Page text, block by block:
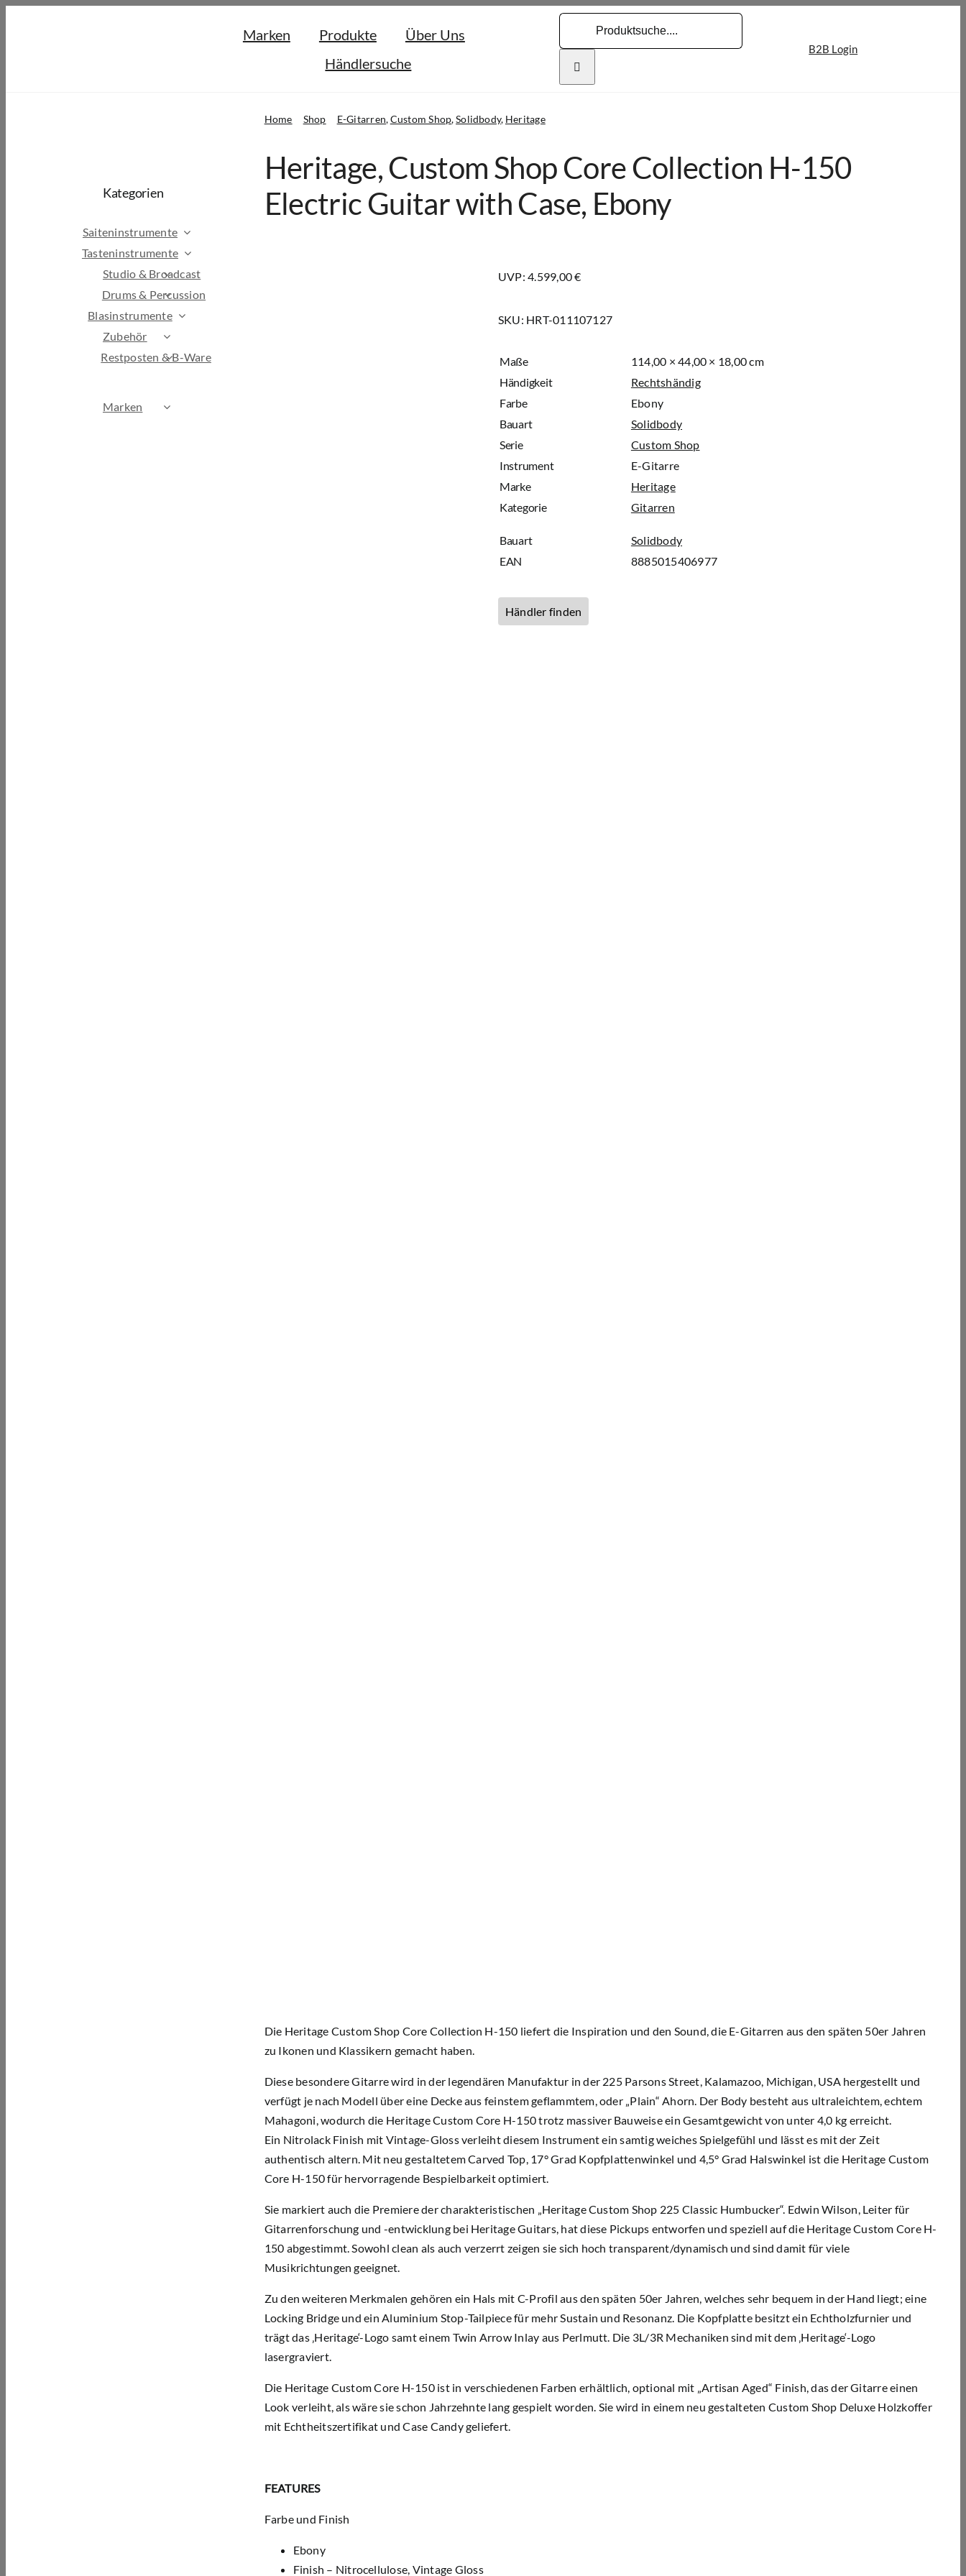
Marken Produkte
Über Uns
Händlersuche
B2B Login
Home Shop E-Gitarren Custom Shop Solidbody Heritage
Kategorien
Saiteninstrumente
Tasteninstrumente
Studio & Broadcast
Drums & Percussion
Blasinstrumente
Zubehör
Restposten & B-Ware
Marken
Heritage, Custom Shop Core Collection H-150
Electric Guitar with Case, Ebony
UVP: 4.599,00 €
SKU: HRT-011107127
Maße
114,00 × 44,00 × 18,00 cm
Händigkeit
Rechtshändig
Farbe
Ebony
Bauart
Solidbody
Serie
Custom Shop
Instrument
E-Gitarre
Marke
Heritage
Kategorie
Gitarren
Bauart
Solidbody
EAN
8885015406977
Händler finden
Die Heritage Custom Shop Core Collection H-150 liefert die Inspiration und den Sound, die E-Gitarren aus den späten 50er Jahren
zu Ikonen und Klassikern gemacht haben.
Diese besondere Gitarre wird in der legendären Manufaktur in der 225 Parsons Street, Kalamazoo, Michigan, USAhergestellt und
verfügt je nach Modell über eine Decke aus feinstem geflammtem, oder „Plain“ Ahorn. Der Body besteht aus ultraleichtem, echtem
Mahagoni, wodurch die Heritage Custom Core H-150 trotz massiver Bauweise ein Gesamtgewicht von unter 4,0 kg erreicht.
Ein Nitrolack Finish mit Vintage-Gloss verleiht diesem Instrument ein samtig weiches Spielgefühl und lässt es mit der Zeit
authentisch altern. Mit neu gestaltetem Carved Top, 17° Grad Kopfplattenwinkel und 4,5° Grad Halswinkel ist die Heritage Custom
Core H-150 für hervorragende Bespielbarkeit optimiert.
Sie markiert auch die Premiere der charakteristischen „Heritage Custom Shop 225 Classic Humbucker“. Edwin Wilson, Leiter für
Gitarrenforschung und -entwicklung bei Heritage Guitars, hat diese Pickups entworfen und speziell auf die Heritage Custom Core H-
150 abgestimmt. Sowohl clean als auch verzerrt zeigen sie sich hoch transparent/dynamisch und sind damit für viele
Musikrichtungen geeignet.
Zu den weiteren Merkmalen gehören ein Hals mit C-Profil aus den späten 50er Jahren, welches sehr bequem in der Hand liegt; eine
Locking Bridge und ein Aluminium Stop-Tailpiece für mehr Sustain und Resonanz. Die Kopfplatte besitzt ein Echtholzfurnier und
trägt das ‚Heritage‘-Logo samt einem Twin Arrow Inlay aus Perlmutt. Die 3L/3R Mechaniken sind mit dem ‚Heritage‘-Logo
lasergraviert.
Die Heritage Custom Core H-150 ist in verschiedenen Farben erhältlich, optional mit „Artisan Aged“ Finish, das der Gitarre einen
Look verleiht, als wäre sie schon Jahrzehnte lang gespielt worden. Sie wird in einem neu gestalteten Custom Shop Deluxe Holzkoffer
mit Echtheitszertifikat und Case Candy geliefert.
FEATURES
Farbe und Finish
Ebony
Finish – Nitrocellulose, Vintage Gloss